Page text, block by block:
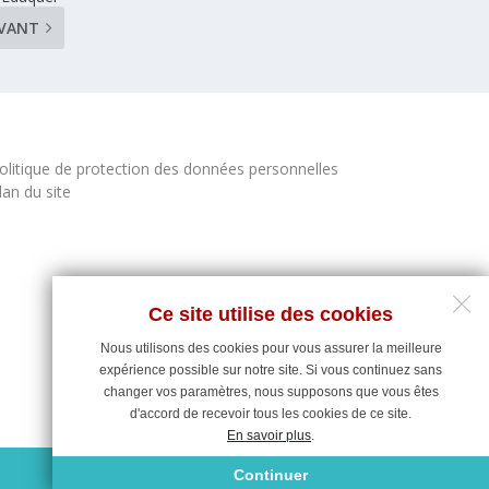
Ce site utilise des cookies
Nous utilisons des cookies pour vous assurer la meilleure
expérience possible sur notre site. Si vous continuez sans
changer vos paramètres, nous supposons que vous êtes
d'accord de recevoir tous les cookies de ce site.
En savoir plus.
Continuer
de protection des données personnelles
du site
Maintenance du site : Deligraph